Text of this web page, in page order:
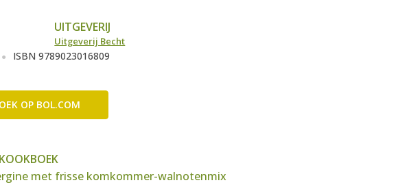
UITGEVERIJ
Uitgeverij Becht
ISBN 9789023016809
OP BOL.COM
met frisse komkommer-walnotenmix